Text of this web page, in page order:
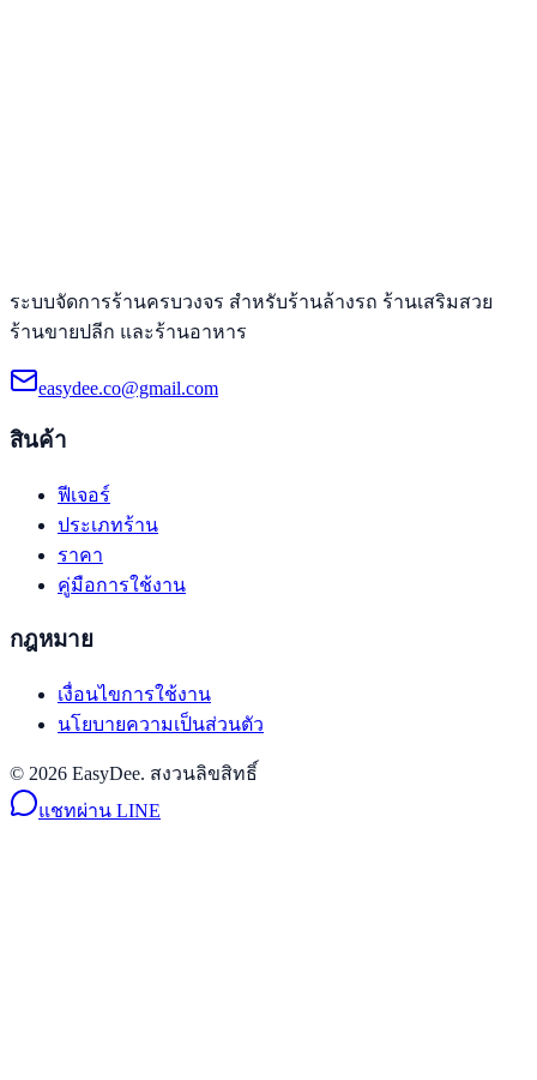
ระบบจัดการร้านครบวงจร สำหรับร้านล้างรถ ร้านเสริมสวย
ร้านขายปลีก และร้านอาหาร
easydee.co@gmail.com
สินค้า
ฟีเจอร์
ประเภทร้าน
ราคา
คู่มือการใช้งาน
กฎหมาย
เงื่อนไขการใช้งาน
นโยบายความเป็นส่วนตัว
© 2026 EasyDee. สงวนลิขสิทธิ์
แชทผ่าน LINE